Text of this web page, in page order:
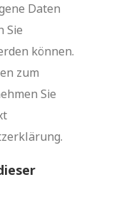
Daten
Sie
können.
zum
Sie